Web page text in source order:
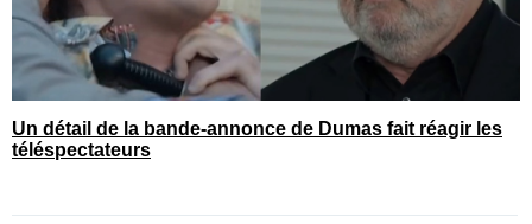
Un détail de la bande-annonce de Dumas fait réagir les
téléspectateurs